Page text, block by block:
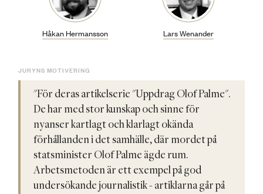
Håkan Hermansson Lars Wenander
JURYNS MOTIVERING
"För deras artikelserie "Uppdrag Olof Palme".
De har med stor kunskap och sinne för
nyanser kartlagt och klarlagt okända
förhållanden i det samhälle, där mordet på
statsminister Olof Palme ägde rum.
Arbetsmetoden är ett exempel på god
undersökande journalistik - artiklarna går på